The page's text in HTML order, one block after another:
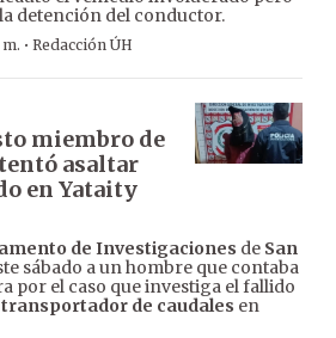
detención del conductor.
· Redacción ÚH
miembro de
asaltar
en Yataity
de Investigaciones de San
sábado a un hombre que contaba
por el caso que investiga el fallido
de caudales en